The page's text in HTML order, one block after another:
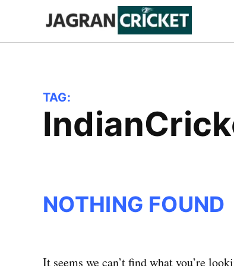
content
TAG:
NOTHING FOUND
It seems we can’t find what you’re